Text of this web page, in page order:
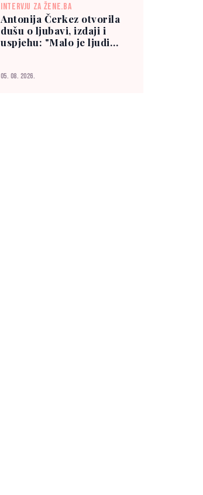
INTERVJU ZA ŽENE.BA
Antonija Čerkez otvorila
dušu o ljubavi, izdaji i
uspjehu: "Malo je ljudi
05. 08. 2026.